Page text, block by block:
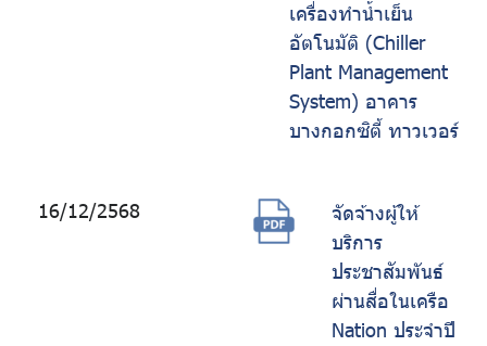
เครื่องทำน้ำเย็น
อัตโนมัติ (Chiller
Plant Management
System) อาคาร
บางกอกซิตี้ ทาวเวอร์
16/12/2568
จัดจ้างผู้ให้
บริการ
ประชาสัมพันธ์
ผ่านสื่อในเครือ
Nation ประจำปี